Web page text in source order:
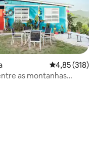
5, 134 avaliações
4,85 de
4,85 (318)
as montanhas